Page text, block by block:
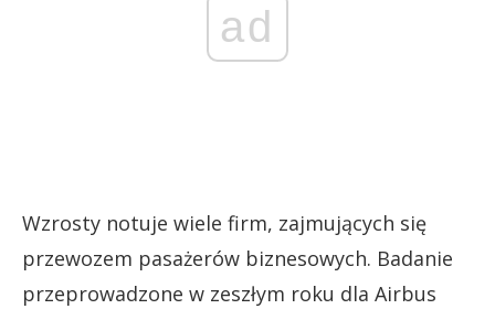
ad
Wzrosty notuje wiele firm, zajmujących się
przewozem pasażerów biznesowych. Badanie
przeprowadzone w zeszłym roku dla Airbus